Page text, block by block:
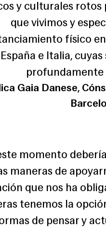
y culturales rotos
que vivimos y
físico
España e Italia,
profundamente
Gaia Danese,
momento
maneras de
que nos ha
tenemos la
de pensar y